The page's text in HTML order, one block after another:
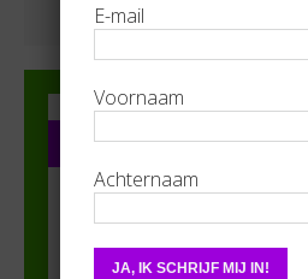
PARTNER IN DE SPOTS
E-mail
Voornaam
Achternaam